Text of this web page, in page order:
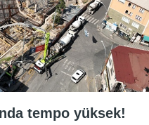
tempo yüksek!